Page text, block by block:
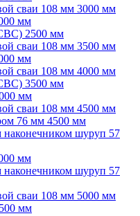
сваи 108 мм 3000 мм
мм
2500 мм
сваи 108 мм 3500 мм
мм
сваи 108 мм 4000 мм
3500 мм
мм
сваи 108 мм 4500 мм
76 мм 4500 мм
наконечником шуруп 57
мм
наконечником шуруп 57
сваи 108 мм 5000 мм
мм